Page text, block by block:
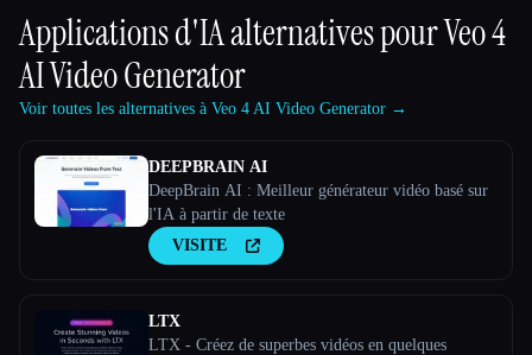
Applications d'IA alternatives pourVeo 4
AI Video Generator
Voir toutes les alternatives à Veo 4 AI Video Generator →
DEEPBRAIN AI
DeepBrain AI : Meilleur générateur vidéo basé sur
l'IA à partir de texte
VISITE
LTX
LTX - Créez de superbes vidéos en quelques